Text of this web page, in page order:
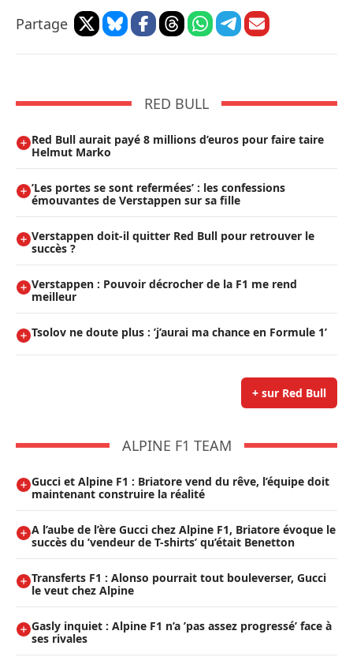
Partage
RED BULL
Red Bull aurait payé 8 millions d’euros pour faire taire
Helmut Marko
’Les portes se sont refermées’ : les confessions
émouvantes de Verstappen sur sa fille
Verstappen doit-il quitter Red Bull pour retrouver le
succès ?
Verstappen : Pouvoir décrocher de la F1 me rend
meilleur
Tsolov ne doute plus : ’j’aurai ma chance en Formule 1’
+ sur Red Bull
ALPINE F1 TEAM
Gucci et Alpine F1 : Briatore vend du rêve, l’équipe doit
maintenant construire la réalité
A l’aube de l’ère Gucci chez Alpine F1, Briatore évoque le
succès du ’vendeur de T-shirts’ qu’était Benetton
Transferts F1 : Alonso pourrait tout bouleverser, Gucci
le veut chez Alpine
Gasly inquiet : Alpine F1 n’a ’pas assez progressé’ face à
ses rivales